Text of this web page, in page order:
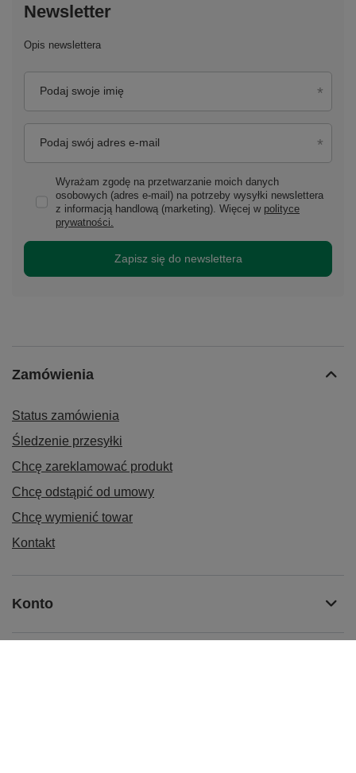
Newsletter
Opis newslettera
Podaj swoje imię
Podaj swój adres e-mail
Wyrażam zgodę na przetwarzanie moich danych
osobowych (adres e-mail) na potrzeby wysyłki newslettera
z informacją handlową (marketing). Więcej w polityce
prywatności.
Zapisz się do newslettera
Zamówienia
Status zamówienia
Śledzenie przesyłki
Chcę zareklamować produkt
Chcę odstąpić od umowy
Chcę wymienić towar
Kontakt
Konto